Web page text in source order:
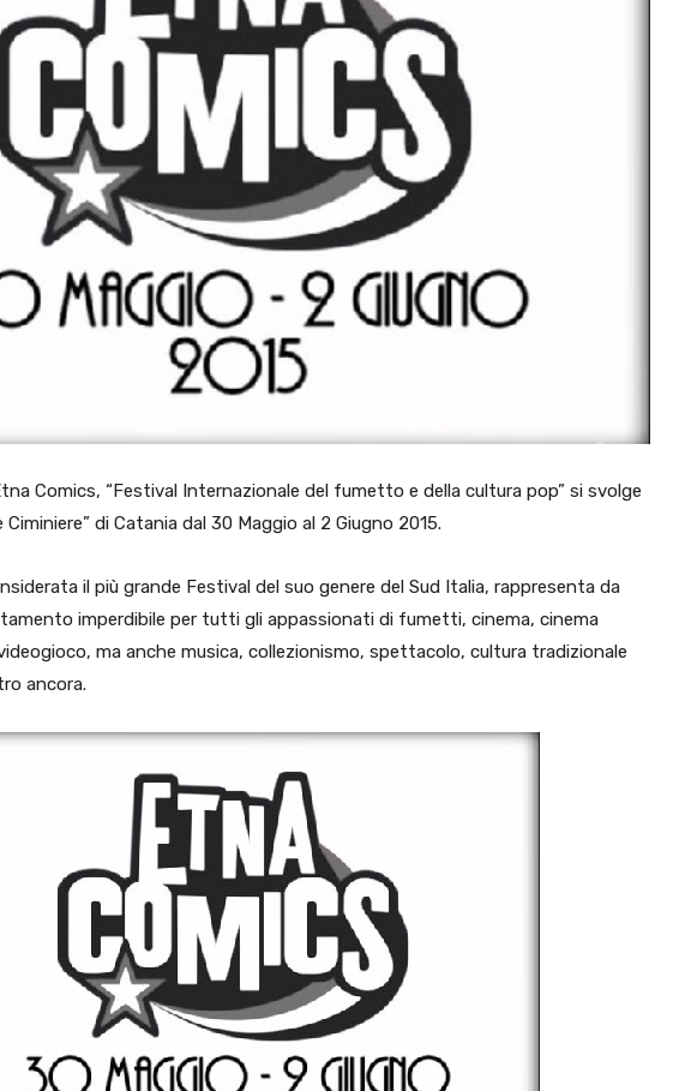
Comics, “Festival Internazionale del fumetto e della cultura pop” si svolge
di Catania dal 30 Maggio al 2 Giugno 2015.
il più grande Festival del suo genere del Sud Italia, rappresenta da
imperdibile per tutti gli appassionati di fumetti, cinema, cinema
ma anche musica, collezionismo, spettacolo, cultura tradizionale
ancora.